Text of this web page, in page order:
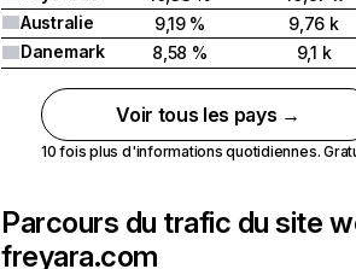
Australie
9,19 %
9,76 k
Danemark
8,58 % 9,1 k
Voir tous les pays →
10 fois plus d'informations quotidiennes.
Parcours du trafic du site
freyara.com